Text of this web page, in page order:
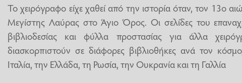
Το χειρόγραφο είχε χαθεί από την ιστορία όταν, τον 13ο
Μεγίστης Λαύρας στο Άγιο Όρος. Οι σελίδες του
βιβλιοδεσίας και φύλλα προστασίας για άλλα
διασκορπιστούν σε διάφορες βιβλιοθήκες ανά τον
Ιταλία, την Ελλάδα, τη Ρωσία, την Ουκρανία και τη Γαλλία